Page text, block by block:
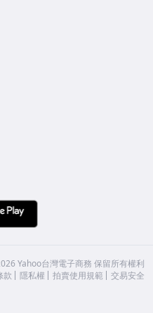
Yahoo台灣電子商務 保留所有權利
款
隱私權 拍賣使用規範 交易安全